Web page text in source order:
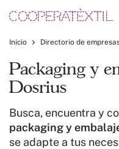
Inicio Directorio de
Packaging y
Dosrius
Busca, encuentra y
packaging y
se adapte a tus